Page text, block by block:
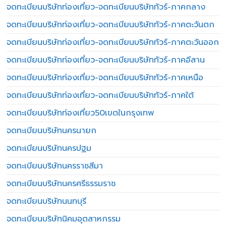
จดทะเบียนบริษัทท่องเที่ยว-จดทะเบียนบริษัททัวร์-ภาคกลาง
จดทะเบียนบริษัทท่องเที่ยว-จดทะเบียนบริษัททัวร์-ภาคตะวันตก
จดทะเบียนบริษัทท่องเที่ยว-จดทะเบียนบริษัททัวร์-ภาคตะวันออก
จดทะเบียนบริษัทท่องเที่ยว-จดทะเบียนบริษัททัวร์-ภาคอีสาน
จดทะเบียนบริษัทท่องเที่ยว-จดทะเบียนบริษัททัวร์-ภาคเหนือ
จดทะเบียนบริษัทท่องเที่ยว-จดทะเบียนบริษัททัวร์-ภาคใต้
จดทะเบียนบริษัทท่องเที่ยว50เขตในกรุงเทพ
จดทะเบียนบริษัทนครนายก
จดทะเบียนบริษัทนครปฐม
จดทะเบียนบริษัทนครราชสีมา
จดทะเบียนบริษัทนครศรีธรรมราช
จดทะเบียนบริษัทนนทบุรี
จดทะเบียนบริษัทนิคมอุตสาหกรรม